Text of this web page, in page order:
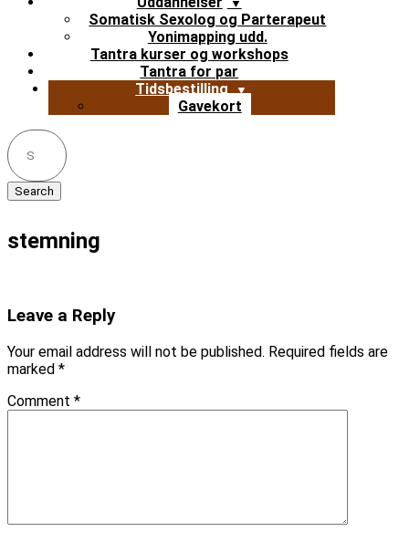
Somatisk Sexolog og Parterapeut
Yonimapping udd.
Tantra kurser og workshops
Tantra for par
Tidsbestilling
Gavekort
Search
for:
stemning
Leave a Reply
Your email address will not be published. Required fields are
marked *
Comment *